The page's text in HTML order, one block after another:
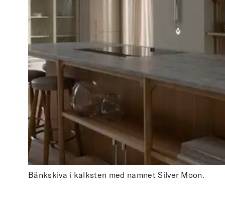
Bänkskiva i kalksten med namnet Silver Moon.